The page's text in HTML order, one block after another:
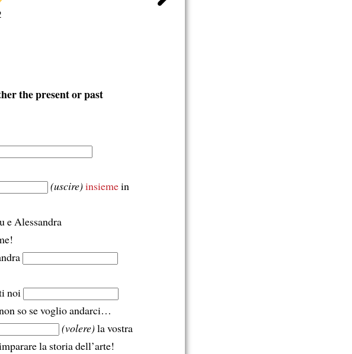
the present or past
(uscire)insiemein
e Alessandra
noi
so se voglio andarci…
(volere)la vostra
la storia dell’arte!